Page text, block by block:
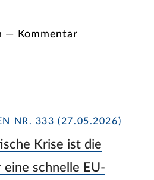
— Kommentar
NR. 333 (27.05.2026)
Krise ist die
schnelle EU-